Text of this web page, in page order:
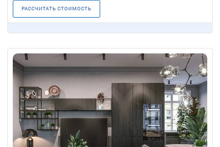
РАССЧИТАТЬ СТОИМОСТЬ